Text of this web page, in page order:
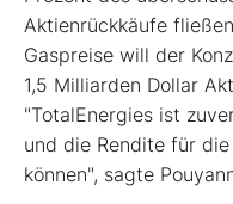
Aktienrückkäufe
Gaspreise will der
1,5 Milliarden Dollar
"TotalEnergies ist
und die Rendite für
können", sagte